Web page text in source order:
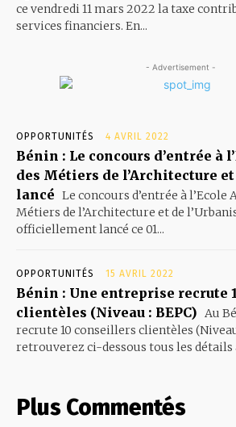
ce vendredi 11 mars 2022 la taxe
services financiers. En...
- Advertisement -
OPPORTUNITÉS 4 AVRIL 2022
Bénin : Le concours d’entrée à
des Métiers de l’Architecture
lancé Le concours d’entrée à l’Ecole
Métiers de l’Architecture et de
officiellement lancé ce 01...
OPPORTUNITÉS 15 AVRIL 2022
Bénin : Une entreprise recrute
clientèles (Niveau : BEPC) Au
recrute 10 conseillers clientèles (Niveau
retrouverez ci-dessous tous les détails
Plus Commentés